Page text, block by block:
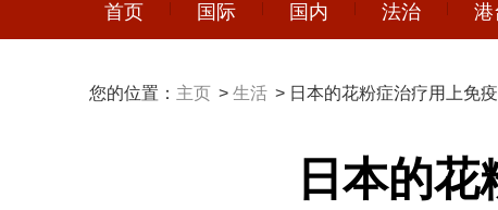
首页 国际 国内 法治 港
您的位置： 主页 > 生活 > 日本的花粉症治疗用上免
日本的